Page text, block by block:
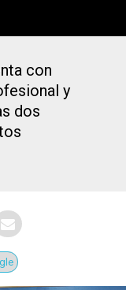
con
y
dos